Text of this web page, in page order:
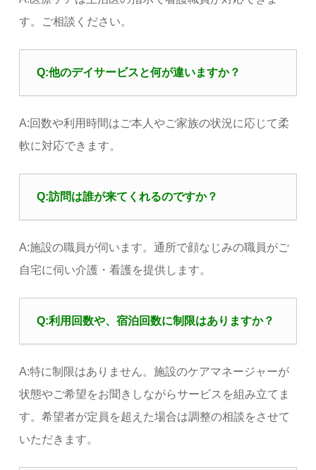
す。ご相談ください。
Q:他のデイサービスと何が違いますか？
A:回数や利用時間はご本人やご家族の状況に応じて柔
軟に対応できます。
Q:訪問は誰が来てくれるのですか？
A:施設の職員が伺います。通所で顔なじみの職員がご
自宅に伺い介護・看護を提供します。
Q:利用回数や、宿泊回数に制限はありますか？
A:特に制限はありません。施設のケアマネージャーが
状態やご希望をお聞きしながらサービスを組み立てま
す。希望者が定員を超えた場合は調整の相談をさせて
いただきます。